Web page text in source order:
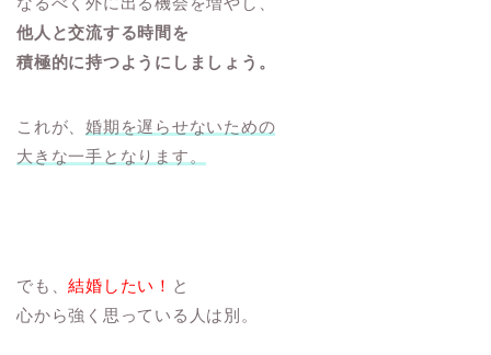
他人と交流する時間を
積極的に持つようにしましょう。
これが、婚期を遅らせないための
大きな一手となります。
でも、結婚したい！ と
心から強く思っている人は別。